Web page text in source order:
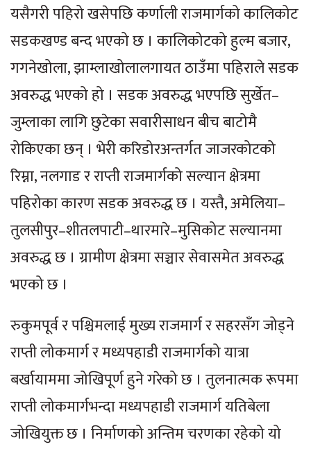
यसैगरी पहिरो खसेपछि कर्णाली राजमार्गको कालिकोट
सडकखण्ड बन्द भएको छ । कालिकोटको हुल्म बजार,
गगनेखोला, झाम्लाखोलालगायत ठाउँमा पहिराले सडक
अवरुद्ध भएको हो । सडक अवरुद्ध भएपछि सुर्खेत–
जुम्लाका लागि छुटेका सवारीसाधन बीच बाटोमै
रोकिएका छन् । भेरी करिडोरअन्तर्गत जाजरकोटको
रिम्ना, नलगाड र राप्ती राजमार्गको सल्यान क्षेत्रमा
पहिरोका कारण सडक अवरुद्ध छ । यस्तै, अमेलिया–
तुलसीपुर–शीतलपाटी–थारमारे–मुसिकोट सल्यानमा
अवरुद्ध छ । ग्रामीण क्षेत्रमा सञ्चार सेवासमेत अवरुद्ध
भएको छ ।
रुकुमपूर्व र पश्चिमलाई मुख्य राजमार्ग र सहरसँग जोड्ने
राप्ती लोकमार्ग र मध्यपहाडी राजमार्गको यात्रा
बर्खायाममा जोखिपूर्ण हुने गरेको छ । तुलनात्मक रूपमा
राप्ती लोकमार्गभन्दा मध्यपहाडी राजमार्ग यतिबेला
जोखियुक्त छ । निर्माणको अन्तिम चरणका रहेको यो